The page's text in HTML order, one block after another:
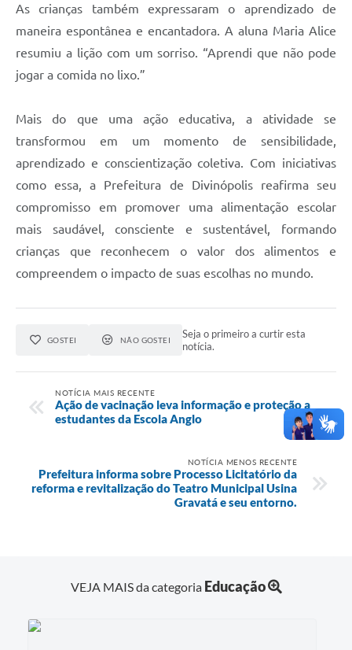
As crianças também expressaram o aprendizado de
maneira espontânea e encantadora. A aluna Maria Alice
resumiu a lição com um sorriso. “Aprendi que não pode
jogar a comida no lixo.”
Mais do que uma ação educativa, a atividade se
transformou em um momento de sensibilidade,
aprendizado e conscientização coletiva. Com iniciativas
como essa, a Prefeitura de Divinópolis reafirma seu
compromisso em promover uma alimentação escolar
mais saudável, consciente e sustentável, formando
crianças que reconhecem o valor dos alimentos e
compreendem o impacto de suas escolhas no mundo.
GOSTEI NÃO GOSTEI
Seja o primeiro a curtir esta
notícia.
NOTÍCIA MAIS RECENTE
Ação de vacinação leva informação e proteção a
estudantes da Escola Anglo
NOTÍCIA MENOS RECENTE
Prefeitura informa sobre Processo Licitatório da
reforma e revitalização do Teatro Municipal Usina
Gravatá e seu entorno.
VEJA MAIS da categoria Educação